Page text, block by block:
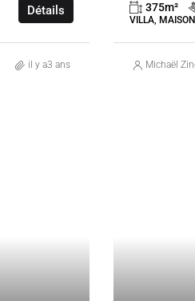
Détails
il y a3 ans
375m²
VILLA, MAISON
Michaël